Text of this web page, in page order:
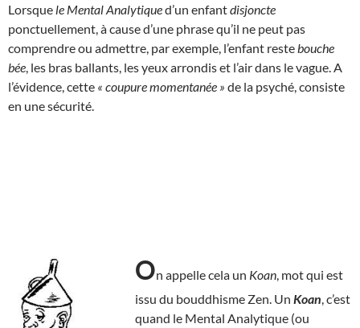
Lorsque le Mental Analytiqued’un enfantdisjoncte
ponctuellement, à cause d’une phrase qu’il ne peut pas
comprendre ou admettre, par exemple, l’enfant reste bouche
bée , les bras ballants, les yeux arrondis et l’air dans le vague. A
l’évidence, cette « coupure momentanée » de la psyché, consiste
en une sécurité.
On appelle cela un Koan , mot qui est
issu du bouddhisme Zen. Un Koan , c’est
quand le Mental Analytique (ou